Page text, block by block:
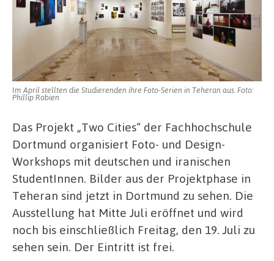
Im April stellten die Studierenden ihre Foto-Serien in Teheran aus. Foto:
Phillip Robien
Das Projekt „Two Cities“ der Fachhochschule
Dortmund organisiert Foto- und Design-
Workshops mit deutschen und iranischen
StudentInnen. Bilder aus der Projektphase in
Teheran sind jetzt in Dortmund zu sehen. Die
Ausstellung hat Mitte Juli eröffnet und wird
noch bis einschließlich Freitag, den 19. Juli zu
sehen sein. Der Eintritt ist frei.